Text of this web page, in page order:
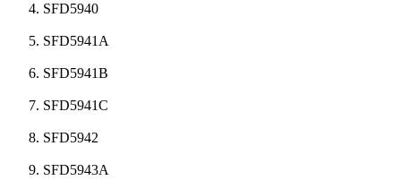
SFD5940
SFD5941A
SFD5941B
SFD5941C
SFD5942
SFD5943A